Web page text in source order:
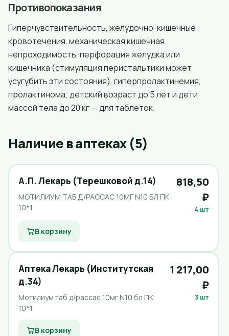
Противопоказания
Гиперчувствительность, желудочно-кишечные
кровотечения, механическая кишечная
непроходимость, перфорация желудка или
кишечника (стимуляция перистальтики может
усугубить эти состояния), гиперпролактинемия,
пролактинома; детский возраст до 5 лет и дети
массой тела до 20 кг — для таблеток.
Наличие в аптеках (5)
А.П. Лекарь (Терешковой д.14)
МОТИЛИУМ ТАБ Д/РАССАС 10МГ N10 БЛ ПК
10*1
818,50
₽
4 шт
В корзину
Аптека Лекарь (Институтская
д.34)
Мотилиум таб д/рассас 10мг N10 бл ПК
10*1
1 217,00
₽
3 шт
В корзину